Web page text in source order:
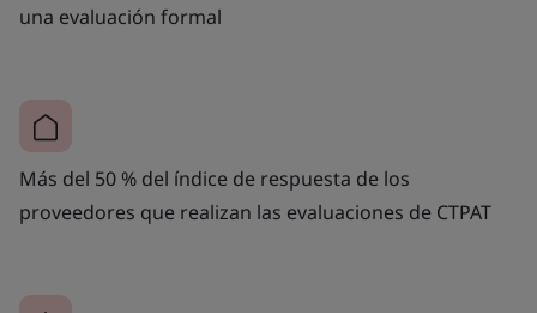
una evaluación formal
Más del 50 % del índice de respuesta de los
proveedores que realizan las evaluaciones de CTPAT